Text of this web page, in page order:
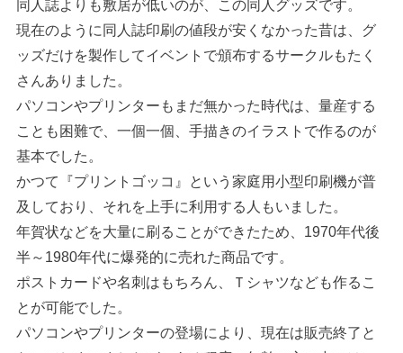
同人誌よりも敷居が低いのが、この同人グッズです。
現在のように同人誌印刷の値段が安くなかった昔は、グ
ッズだけを製作してイベントで頒布するサークルもたく
さんありました。
パソコンやプリンターもまだ無かった時代は、量産する
ことも困難で、一個一個、手描きのイラストで作るのが
基本でした。
かつて『プリントゴッコ』という家庭用小型印刷機が普
及しており、それを上手に利用する人もいました。
年賀状などを大量に刷ることができたため、1970年代後
半～1980年代に爆発的に売れた商品です。
ポストカードや名刺はもちろん、Ｔシャツなども作るこ
とが可能でした。
パソコンやプリンターの登場により、現在は販売終了と